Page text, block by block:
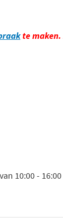
te maken.
10:00 -